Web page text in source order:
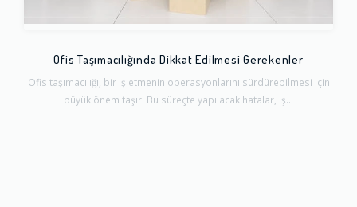
Ofis Taşımacılığında Dikkat Edilmesi Gerekenler
Ofis taşımacılığı, bir işletmenin operasyonlarını sürdürebilmesi için
büyük önem taşır. Bu süreçte yapılacak hatalar, iş...